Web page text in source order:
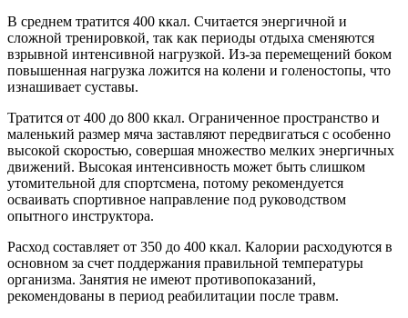
В среднем тратится 400 ккал. Считается энергичной и
сложной тренировкой, так как периоды отдыха сменяются
взрывной интенсивной нагрузкой. Из-за перемещений боком
повышенная нагрузка ложится на колени и голеностопы, что
изнашивает суставы.
Тратится от 400 до 800 ккал. Ограниченное пространство и
маленький размер мяча заставляют передвигаться с особенно
высокой скоростью, совершая множество мелких энергичных
движений. Высокая интенсивность может быть слишком
утомительной для спортсмена, потому рекомендуется
осваивать спортивное направление под руководством
опытного инструктора.
Расход составляет от 350 до 400 ккал. Калории расходуются в
основном за счет поддержания правильной температуры
организма. Занятия не имеют противопоказаний,
рекомендованы в период реабилитации после травм.